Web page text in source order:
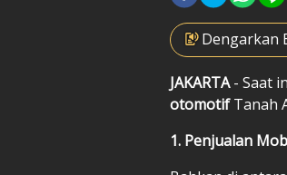
Dengarkan
JAKARTA- Saat
otomotifTanah
1. Penjualan